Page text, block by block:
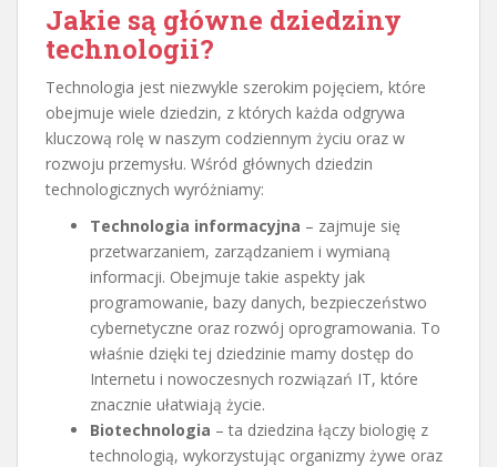
Jakie są główne dziedziny
technologii?
Technologia jest niezwykle szerokim pojęciem, które
obejmuje wiele dziedzin, z których każda odgrywa
kluczową rolę w naszym codziennym życiu oraz w
rozwoju przemysłu. Wśród głównych dziedzin
technologicznych wyróżniamy:
Technologia informacyjna – zajmuje się
przetwarzaniem, zarządzaniem i wymianą
informacji. Obejmuje takie aspekty jak
programowanie, bazy danych, bezpieczeństwo
cybernetyczne oraz rozwój oprogramowania. To
właśnie dzięki tej dziedzinie mamy dostęp do
Internetu i nowoczesnych rozwiązań IT, które
znacznie ułatwiają życie.
Biotechnologia – ta dziedzina łączy biologię z
technologią, wykorzystując organizmy żywe oraz